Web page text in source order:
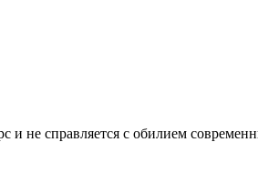
и не справляется с обилием